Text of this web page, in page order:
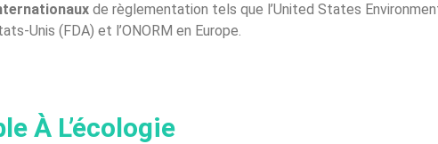
de règlementation tels que l’United States
Unis (FDA) et l’ONORM en Europe.
À L’écologie